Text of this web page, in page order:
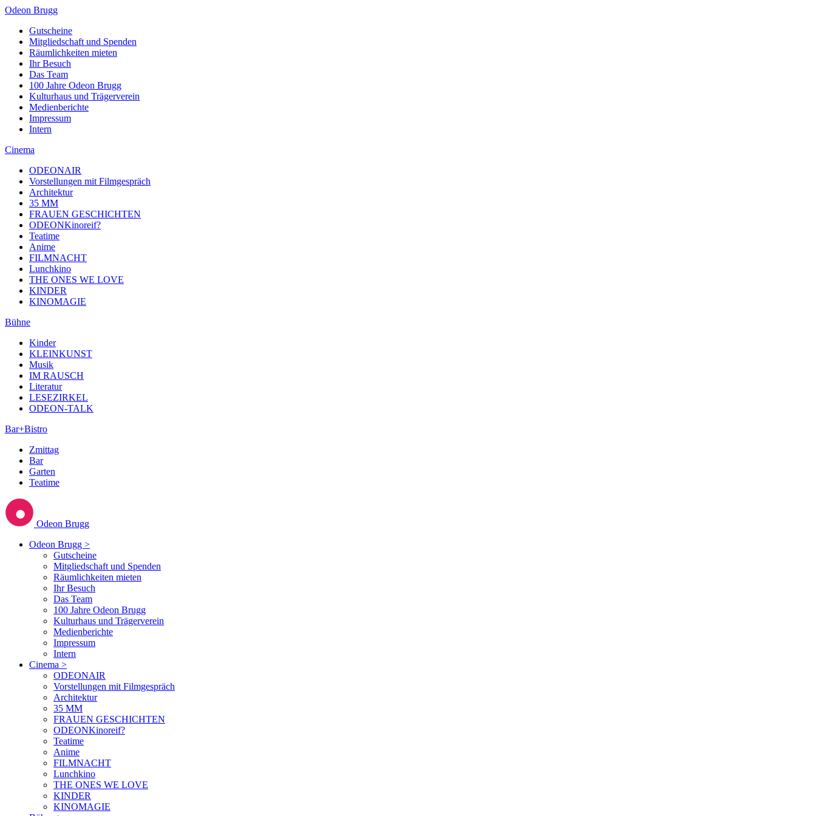
Odeon Brugg
Gutscheine
Mitgliedschaft und Spenden
Räumlichkeiten mieten
Ihr Besuch
Das Team
100 Jahre Odeon Brugg
Kulturhaus und Trägerverein
Medienberichte
Impressum
Intern
Cinema
ODEONAIR
Vorstellungen mit Filmgespräch
Architektur
35 MM
FRAUEN GESCHICHTEN
ODEONKinoreif?
Teatime
Anime
FILMNACHT
Lunchkino
THE ONES WE LOVE
KINDER
KINOMAGIE
Bühne
Kinder
KLEINKUNST
Musik
IM RAUSCH
Literatur
LESEZIRKEL
ODEON-TALK
Bar+Bistro
Zmittag
Bar
Garten
Teatime
Odeon Brugg
Odeon Brugg >
Gutscheine
Mitgliedschaft und Spenden
Räumlichkeiten mieten
Ihr Besuch
Das Team
100 Jahre Odeon Brugg
Kulturhaus und Trägerverein
Medienberichte
Impressum
Intern
Cinema >
ODEONAIR
Vorstellungen mit Filmgespräch
Architektur
35 MM
FRAUEN GESCHICHTEN
ODEONKinoreif?
Teatime
Anime
FILMNACHT
Lunchkino
THE ONES WE LOVE
KINDER
KINOMAGIE